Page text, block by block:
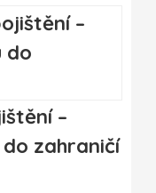
–
zahraničí